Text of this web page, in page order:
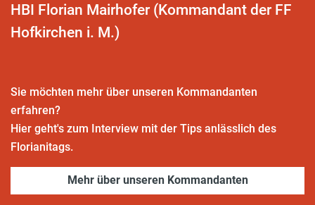
HBI Florian Mairhofer (Kommandant der FF
Hofkirchen i. M.)
Sie möchten mehr über unseren Kommandanten
erfahren?
Hier geht's zum Interview mit der Tips anlässlich des
Florianitags.
Mehr über unseren Kommandanten